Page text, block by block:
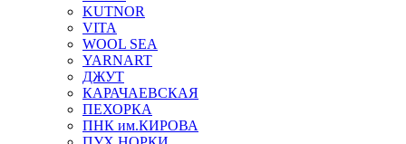
KUTNOR
VITA
WOOL SEA
YARNART
ДЖУТ
КАРАЧАЕВСКАЯ
ПЕХОРКА
ПНК им.КИРОВА